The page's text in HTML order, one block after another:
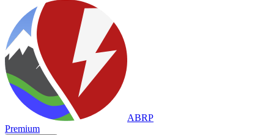
ABRP
Premium